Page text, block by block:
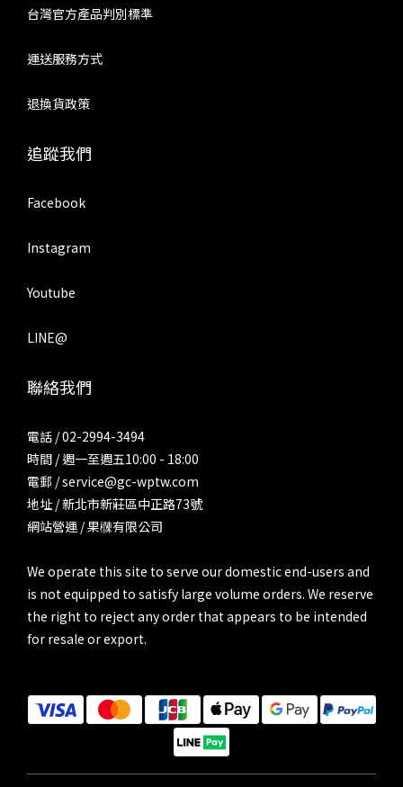
台灣官方產品判別標準
運送服務方式
退換貨政策
追蹤我們
Facebook
Instagram
Youtube
LINE@
聯絡我們
電話 / 02-2994-3494
時間 / 週一至週五10:00 - 18:00
電郵 / service@gc-wptw.com
地址 / 新北市新莊區中正路73號
網站營運 / 果樄有限公司
We operate this site to serve our domestic end-users and
is not equipped to satisfy large volume orders. We reserve
the right to reject any order that appears to be intended
for resale or export.